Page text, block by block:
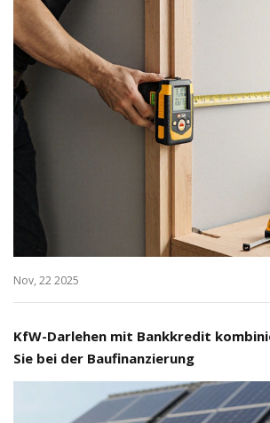
Nov, 22 2025
KfW-Darlehen mit Bankkredit
Sie bei der Baufinanzierung